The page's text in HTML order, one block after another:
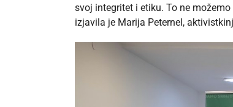
svoj integritet i etiku. To ne
izjavila je Marija Peternel,